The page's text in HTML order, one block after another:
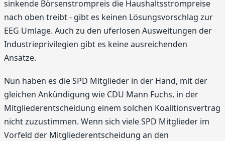
sinkende Börsenstrompreis die Haushaltsstrompreise
nach oben treibt - gibt es keinen Lösungsvorschlag zur
EEG Umlage. Auch zu den uferlosen Ausweitungen der
Industrieprivilegien gibt es keine ausreichenden
Ansätze.
Nun haben es die SPD Mitglieder in der Hand, mit der
gleichen Ankündigung wie CDU Mann Fuchs, in der
Mitgliederentscheidung einem solchen Koalitionsvertrag
nicht zuzustimmen. Wenn sich viele SPD Mitglieder im
Vorfeld der Mitgliederentscheidung an den